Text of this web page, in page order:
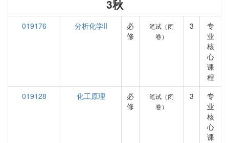
3秋
019176 分析化学II
必
修
笔试（闭
卷）
3
专
业
核
心
课
程
019128
化工原理
必
修
笔试（闭
卷）
3
专
业
核
心
课